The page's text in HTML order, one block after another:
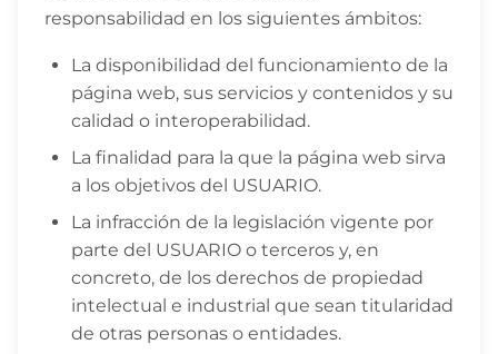
responsabilidad en los siguientes ámbitos:
La disponibilidad del funcionamiento de la
página web, sus servicios y contenidos y su
calidad o interoperabilidad.
La finalidad para la que la página web sirva
a los objetivos del USUARIO.
La infracción de la legislación vigente por
parte del USUARIO o terceros y, en
concreto, de los derechos de propiedad
intelectual e industrial que sean titularidad
de otras personas o entidades.